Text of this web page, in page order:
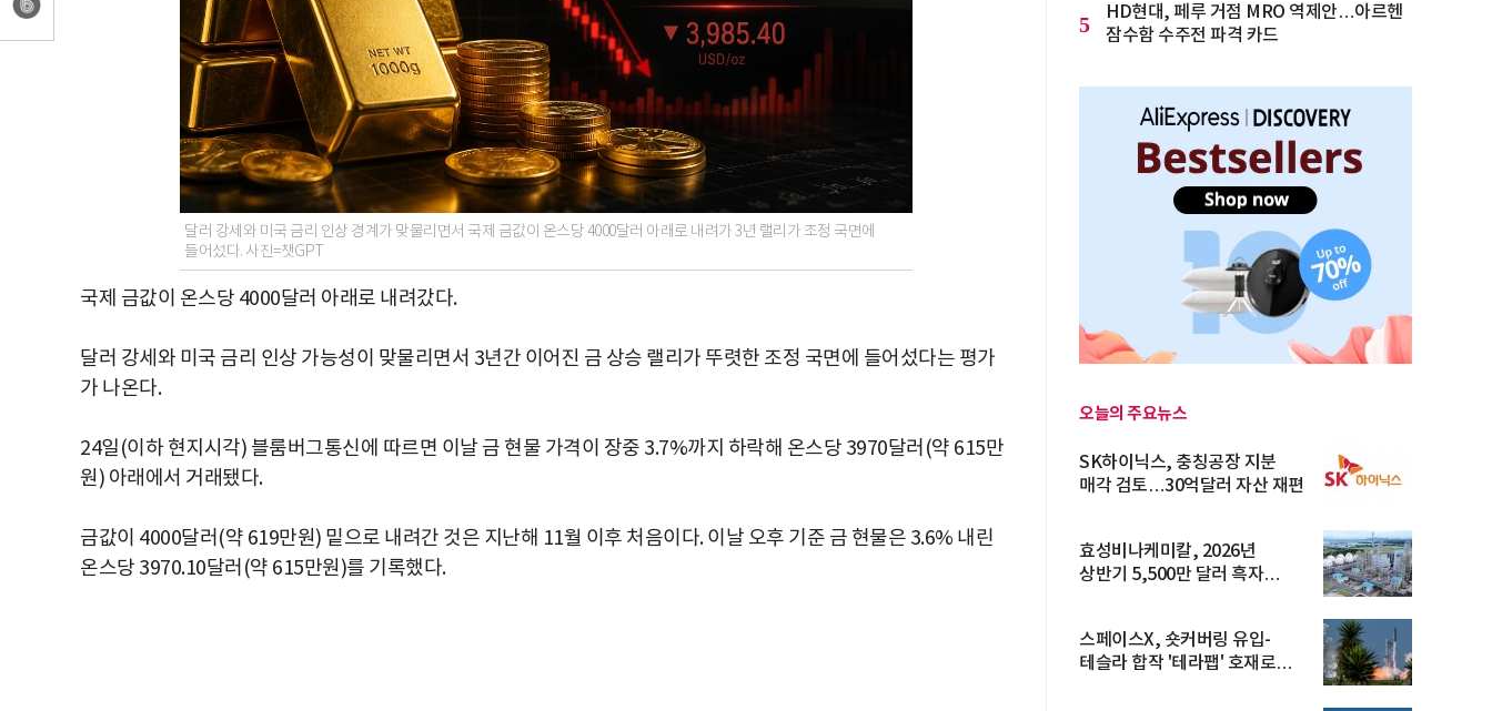
달러 강세와 미국 금리 인상 경계가 맞물리면서 국제 금값이 온스당 4000달러 아래로 내려가 3년 랠리가 조정 국면에
들어섰다. 사진=챗GPT
국제 금값이 온스당 4000달러 아래로 내려갔다.
달러 강세와 미국 금리 인상 가능성이 맞물리면서 3년간 이어진 금 상승 랠리가 뚜렷한 조정 국면에 들어섰다는 평가
가 나온다.
24일(이하 현지시각) 블룸버그통신에 따르면 이날 금 현물 가격이 장중 3.7%까지 하락해 온스당 3970달러(약 615만
원) 아래에서 거래됐다.
금값이 4000달러(약 619만원) 밑으로 내려간 것은 지난해 11월 이후 처음이다. 이날 오후 기준 금 현물은 3.6% 내린
온스당 3970.10달러(약 615만원)를 기록했다.
5
HD현대, 페루 거점 MRO 역제안…아르헨
잠수함 수주전 파격 카드
오늘의 주요뉴스
SK하이닉스, 충칭공장 지분
매각 검토…30억달러 자산 재편
효성비나케미칼, 2026년
상반기 5,500만 달러 흑자
스페이스X, 숏커버링 유입-
테슬라 합작 '테라팹' 호재로